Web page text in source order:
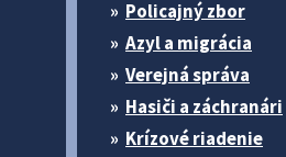
Policajný zbor
Azyl a migrácia
Verejná správa
Hasiči a záchranári
Krízové riadenie